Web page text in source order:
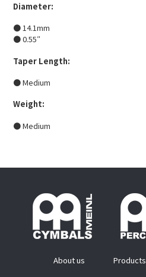
Diameter:
● 14.1mm
● 0.55″
Taper Length:
● Medium
Weight:
● Medium
About us Products